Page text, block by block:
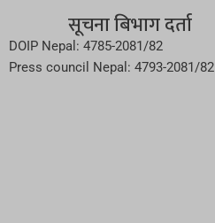
सूचना बिभाग दर्ता
DOIP Nepal: 4785-2081/82
Press council Nepal: 4793-2081/82